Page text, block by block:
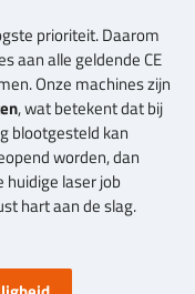
prioriteit. Daarom
aan alle geldende CE
Onze machines zijn
, wat betekent dat bij
blootgesteld kan
worden, dan
huidige laser job
hart aan de slag.